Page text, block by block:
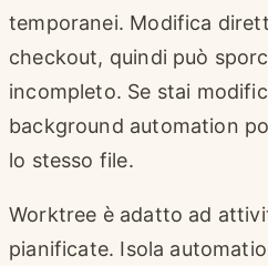
temporanei. Modifica
checkout, quindi può
incompleto. Se stai
background automation
lo stesso file.
Worktree è adatto ad
pianificate. Isola